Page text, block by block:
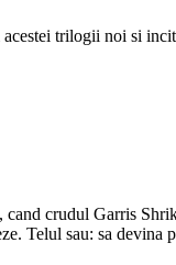
trilogii noi si
crudul Garris
Telul sau: sa